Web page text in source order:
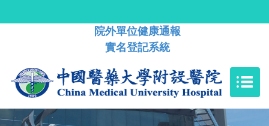
院外單位健康通報
實名登記系統